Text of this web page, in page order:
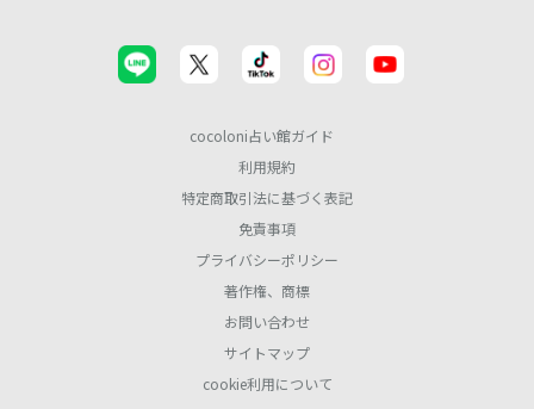
cocoloni占い館ガイド
利用規約
特定商取引法に基づく表記
免責事項
プライバシーポリシー
著作権、商標
お問い合わせ
サイトマップ
cookie利用について